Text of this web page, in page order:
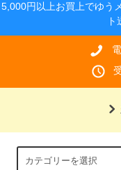
5,000円以上お買上でゆう